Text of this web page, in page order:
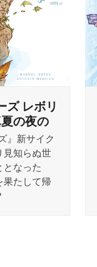
ズ レボリ
の夜の
』新サイク
見知らぬ世
なった
果たして帰